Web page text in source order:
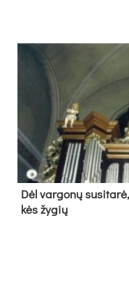
Dėl var­go­nų
kės žy­gių